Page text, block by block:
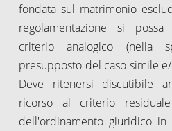
fondata sul matrimonio
regolamentazione si
criterio analogico (nella
presupposto del caso simile
Deve ritenersi discutibile
ricorso al criterio
dell'ordinamento giuridico